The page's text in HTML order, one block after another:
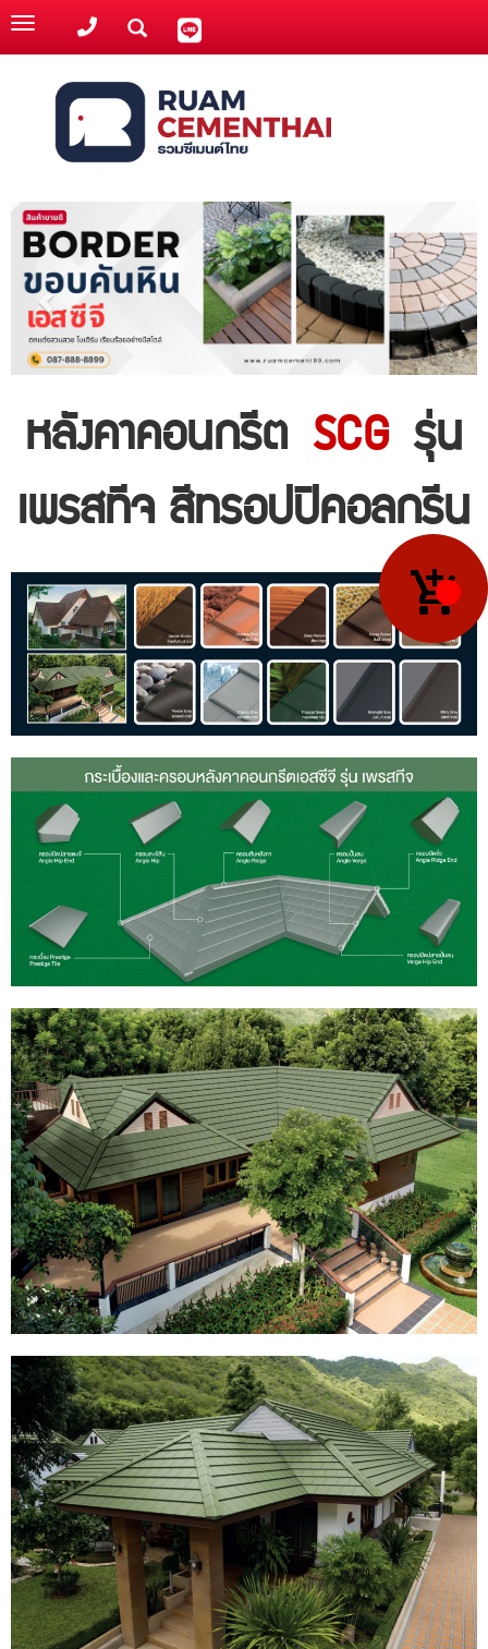
Toggle
navigation
หลังคาคอนกรีต SCG รุ่น
เพรสทีจ สีทรอปปิคอลกรีน